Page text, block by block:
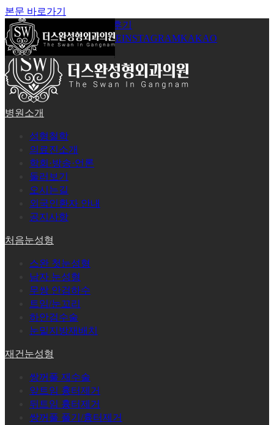
본문 바로가기
공지사항
시술후기
로그인회원가입YOUTUBEINSTAGRAMKAKAO
병원소개
성형철학
의료진소개
학회·방송·언론
둘러보기
오시는길
외국인환자 안내
공지사항
처음눈성형
스완 첫눈성형
남자 눈성형
무쌍 안검하수
트임/눈꼬리
하안검수술
눈밑지방재배치
재건눈성형
쌍꺼풀 재수술
앞트임 흉터제거
뒤트임 흉터제거
쌍꺼풀 풀기/흉터제거